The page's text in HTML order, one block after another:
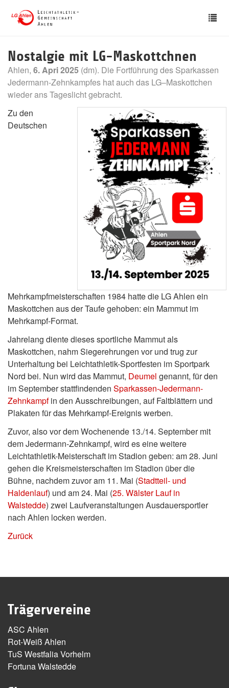
Nostalgie mit LG-Maskottchnen
Ahlen, 6. Apri 2025 (dm). Die Fortführung des Sparkassen
Jedermann-Zehnkampfes hat auch das LG–Maskottchen
wieder ans Tageslicht gebracht.
Zu den
Deutschen
Mehrkampfmeisterschaften 1984 hatte die LG Ahlen ein
Maskottchen aus der Taufe gehoben: ein Mammut im
Mehrkampf-Format.
Jahrelang diente dieses sportliche Mammut als
Maskottchen, nahm Siegerehrungen vor und trug zur
Unterhaltung bei Leichtathletik-Sportfesten im Sportpark
Nord bei. Nun wird das Mammut, Deumel genannt, für den
im September stattfindenden Sparkassen-Jedermann-
Zehnkampfin den Ausschreibungen, auf Faltblättern und
Plakaten für das Mehrkampf-Ereignis werben.
Zuvor, also vor dem Wochenende 13./14. September mit
dem Jedermann-Zehnkampf, wird es eine weitere
Leichtathletik-Meisterschaft im Stadion geben: am 28. Juni
gehen die Kreismeisterschaften im Stadion über die
Bühne, nachdem zuvor am 11. Mai (Stadtteil- und
Haldenlauf) und am 24. Mai (25. Wälster Lauf in
Walstedde) zwei Laufveranstaltungen Ausdauersportler
nach Ahlen locken werden.
Zurück
Trägervereine
ASC Ahlen
Rot-Weiß Ahlen
TuS Westfalia Vorhelm
Fortuna Walstedde